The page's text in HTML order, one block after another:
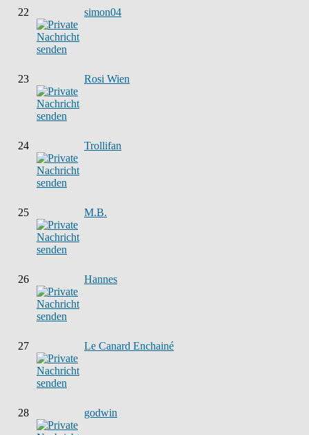
22 simon04
23 Rosi Wien
24 Trollifan
25 M.B.
26 Hannes
27 Le Canard Enchainé
28 godwin